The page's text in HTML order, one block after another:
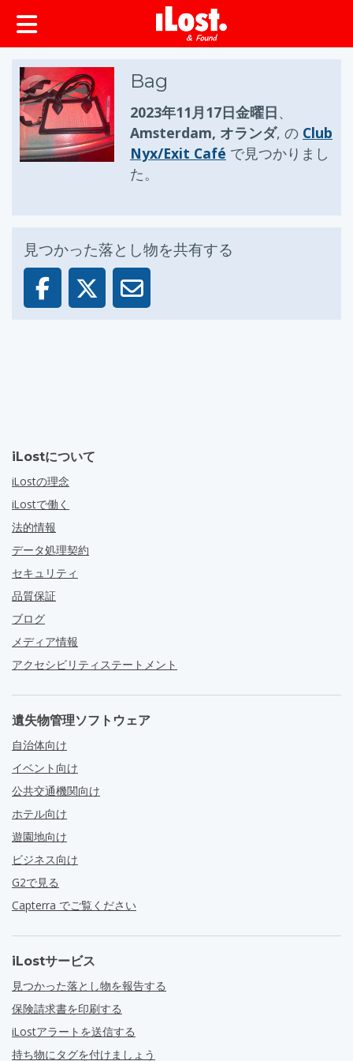
ップ
Bag
2023年11月17日金曜日、
Amsterdam, オランダ, の Club
Nyx/Exit Café で見つかりまし
た。
見つかった落とし物を共有する
iLostについて
iLostの理念
iLostで働く
法的情報
データ処理契約
セキュリティ
品質保証
ブログ
メディア情報
アクセシビリティステートメント
遺失物管理ソフトウェア
自治体向け
イベント向け
公共交通機関向け
ホテル向け
遊園地向け
ビジネス向け
G2で見る
Capterra でご覧ください
iLostサービス
見つかった落とし物を報告する
保険請求書を印刷する
iLostアラートを送信する
持ち物にタグを付けましょう